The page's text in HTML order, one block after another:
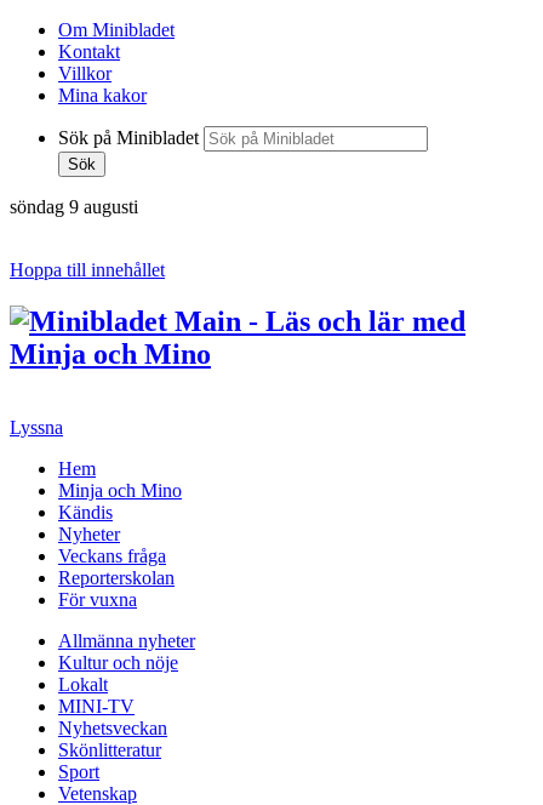
Om Minibladet
Kontakt
Villkor
Mina kakor
Sök på Minibladet
Sök
söndag 9 augusti
Hoppa till innehållet
Lyssna
Hem
Minja och Mino
Kändis
Nyheter
Veckans fråga
Reporterskolan
För vuxna
Allmänna nyheter
Kultur och nöje
Lokalt
MINI-TV
Nyhetsveckan
Skönlitteratur
Sport
Vetenskap